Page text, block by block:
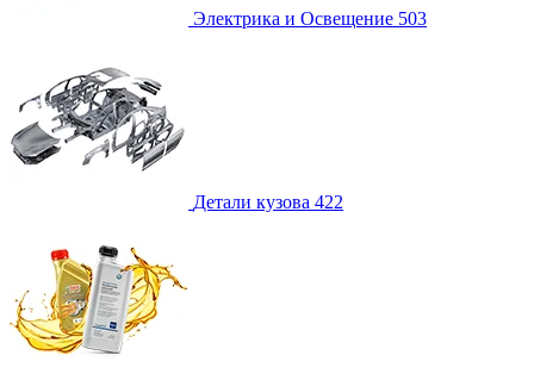
Электрика и Освещение 503
Детали кузова 422